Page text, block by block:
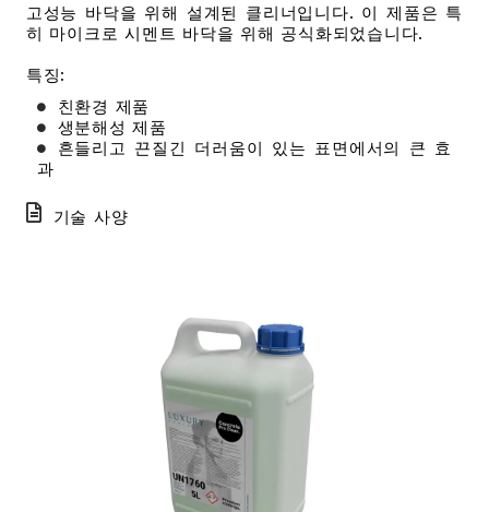
고성능 바닥을 위해 설계된 클리너입니다. 이 제품은 특
히 마이크로 시멘트 바닥을 위해 공식화되었습니다.
특징:
친환경 제품
생분해성 제품
흔들리고 끈질긴 더러움이 있는 표면에서의 큰 효
과
기술 사양